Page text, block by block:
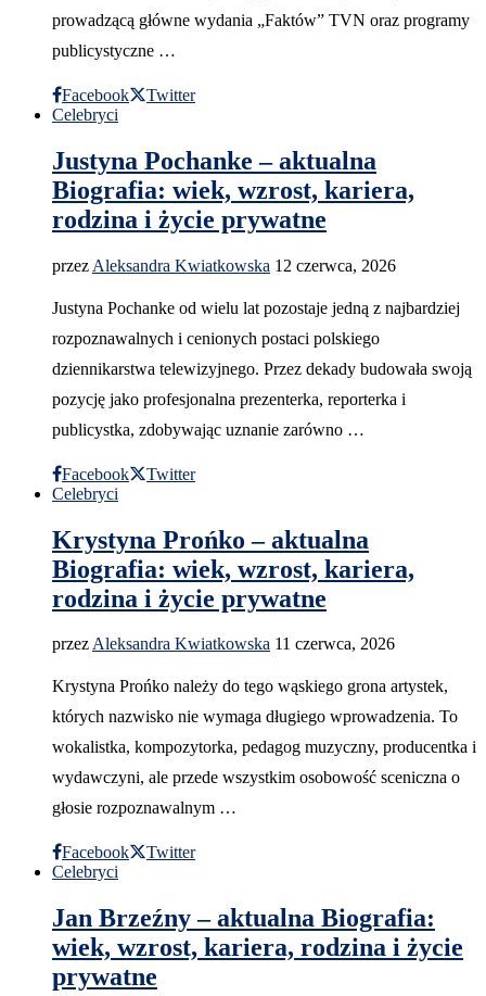
prowadzącą główne wydania „Faktów” TVN oraz programy
publicystyczne …
Facebook
Twitter
Celebryci
Justyna Pochanke – aktualna
Biografia: wiek, wzrost, kariera,
rodzina i życie prywatne
przez Aleksandra Kwiatkowska 12 czerwca, 2026
Justyna Pochanke od wielu lat pozostaje jedną z najbardziej
rozpoznawalnych i cenionych postaci polskiego
dziennikarstwa telewizyjnego. Przez dekady budowała swoją
pozycję jako profesjonalna prezenterka, reporterka i
publicystka, zdobywając uznanie zarówno …
Facebook
Twitter
Celebryci
Krystyna Prońko – aktualna
Biografia: wiek, wzrost, kariera,
rodzina i życie prywatne
przezAleksandra Kwiatkowska 11 czerwca, 2026
Krystyna Prońko należy do tego wąskiego grona artystek,
których nazwisko nie wymaga długiego wprowadzenia. To
wokalistka, kompozytorka, pedagog muzyczny, producentka i
wydawczyni, ale przede wszystkim osobowość sceniczna o
głosie rozpoznawalnym …
Facebook
Twitter
Celebryci
Jan Brzeźny – aktualna Biografia:
wiek, wzrost, kariera, rodzina i życie
prywatne